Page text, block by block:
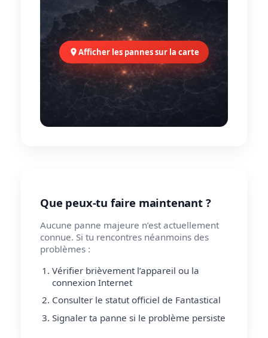
Afficher les pannes sur la carte
Que peux-tu faire maintenant ?
Aucune panne majeure n’est actuellement
connue. Si tu rencontres néanmoins des
problèmes :
Vérifier brièvement l’appareil ou la
connexion Internet
Consulter le statut officiel de Fantastical
Signaler ta panne si le problème persiste